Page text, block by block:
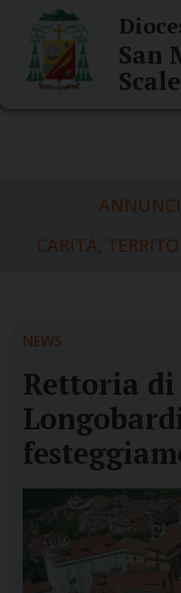
content
San
CARITÀ,
NEWS
Rettoria di